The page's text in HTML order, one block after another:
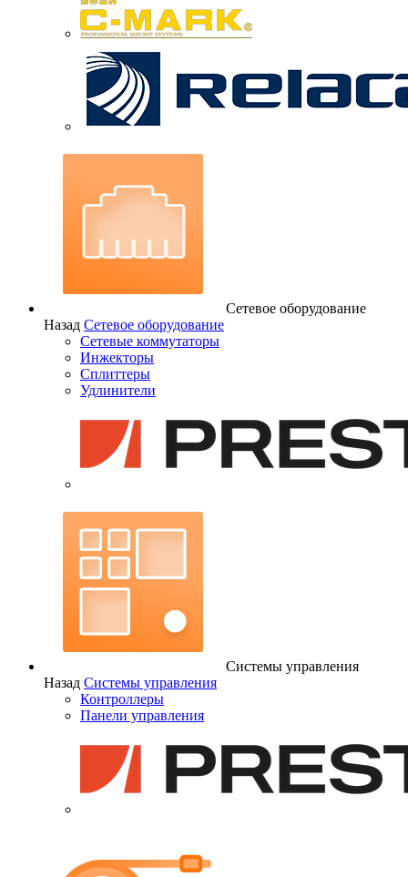
Сетевое оборудование
Назад Сетевое оборудование
Сетевые коммутаторы
Инжекторы
Сплиттеры
Удлинители
Системы управления
Назад Системы управления
Контроллеры
Панели управления